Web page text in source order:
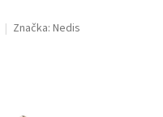
Značka: Nedis